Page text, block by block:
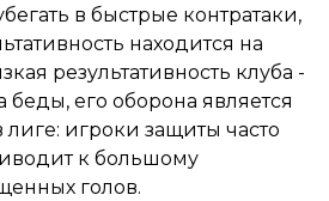
в быстрые контратаки,
находится на
результативность клуба -
его оборона является
игроки защиты часто
к большому
голов.